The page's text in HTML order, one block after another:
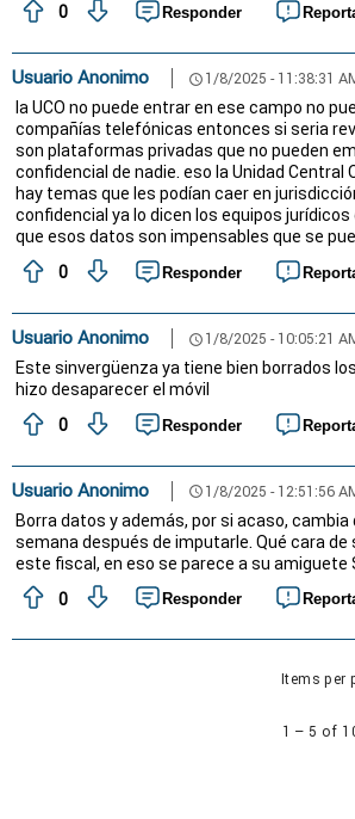
0
Responder
Usuario Anonimo schedule 1/8/2025 - 11:38:31
la UCO no puede entrar en ese campo no
compañías telefónicas entonces si seria
son plataformas privadas que no pueden
confidencial de nadie. eso la Unidad Central
hay temas que les podían caer en
confidencial ya lo dicen los equipos
que esos datos son impensables que se
0
Responder
Usuario Anonimo schedule 1/8/2025 - 10:05:21
Este sinvergüenza ya tiene bien borrados
hizo desaparecer el móvil
0
Responder
Usuario Anonimo schedule 1/8/2025 - 12:51:56
Borra datos y además, por si acaso, cambia
semana después de imputarle. Qué cara
este fiscal, en eso se parece a su amiguete
0
Responder
Items per
1 – 5 of